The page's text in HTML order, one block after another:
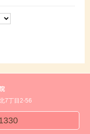
7丁目2-56